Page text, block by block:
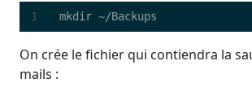
On crée le fichier qui contiendra la
mails :